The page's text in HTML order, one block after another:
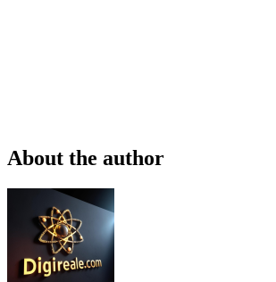
About the author